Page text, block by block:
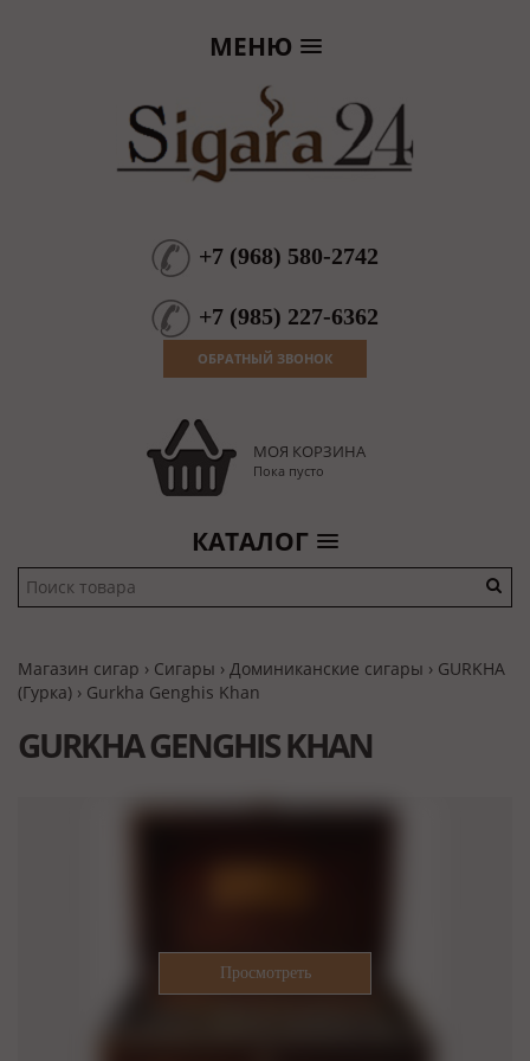
МЕНЮ
+7 (968) 580-2742
+7 (985) 227-6362
ОБРАТНЫЙ ЗВОНОК
МОЯ КОРЗИНА
Пока пусто
КАТАЛОГ
Магазин сигар › Сигары › Доминиканские сигары › GURKHA
(Гурка) › Gurkha Genghis Khan
GURKHA GENGHIS KHAN